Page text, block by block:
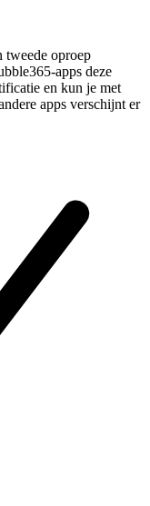
tweede oproep
apps deze
en kun je met
apps verschijnt er